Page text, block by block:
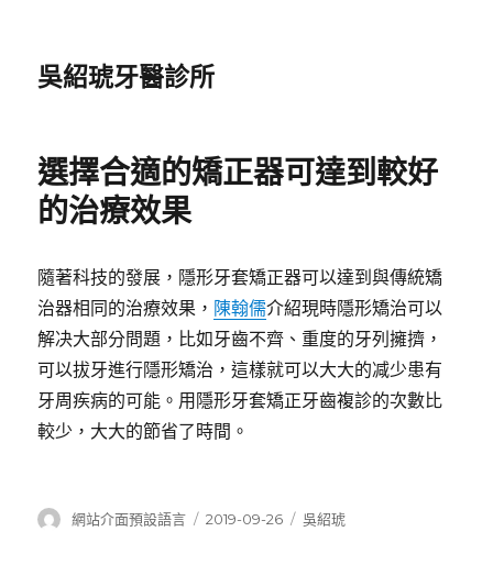
吳紹琥牙醫診所
選擇合適的矯正器可達到較好
的治療效果
隨著科技的發展，隱形牙套矯正器可以達到與傳統矯
治器相同的治療效果， 陳翰儒介紹現時隱形矯治可以
解决大部分問題，比如牙齒不齊、重度的牙列擁擠，
可以拔牙進行隱形矯治，這樣就可以大大的减少患有
牙周疾病的可能。用隱形牙套矯正牙齒複診的次數比
較少，大大的節省了時間。
作
網站介面預設語言
發
2019-09-26
分
吳紹琥